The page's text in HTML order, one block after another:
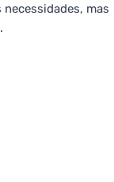
mas